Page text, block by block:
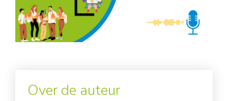
Over de auteur